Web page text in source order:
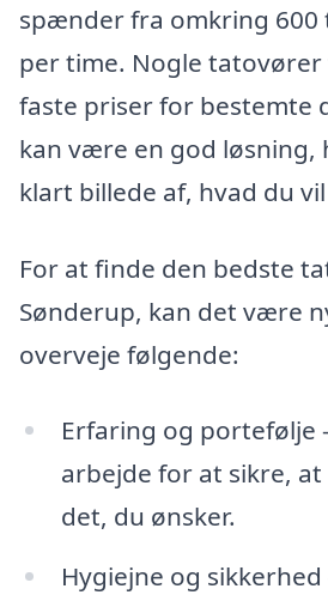
spænder fra omkring 600
per time. Nogle
faste priser for bestemte
kan være en god løsning,
klart billede af, hvad du
For at finde den bedste
Sønderup, kan det være
overveje følgende:
Erfaring og portefølje
arbejde for at sikre,
det, du ønsker.
Hygiejne og